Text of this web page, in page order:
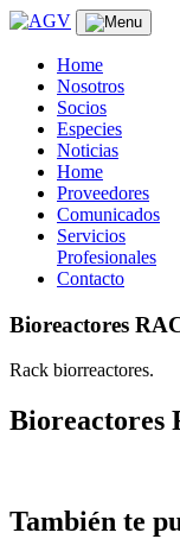
Skip
contentHome
Nosotros
Socios
Especies
Noticias
Home
Proveedores
Comunicados
Servicios
Profesionales
Contacto
Bioreactores
Rack biorreactores.
Bioreactores
También te